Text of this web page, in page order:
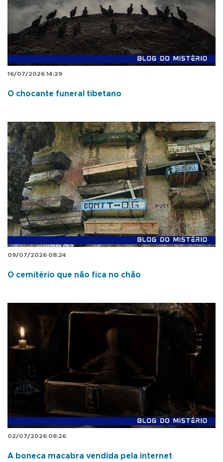
16/07/2026 14:29
O chocante funeral tibetano
09/07/2026 08:24
O cemitério que não fica no chão
02/07/2026 08:26
A boneca macabra vendida pela internet